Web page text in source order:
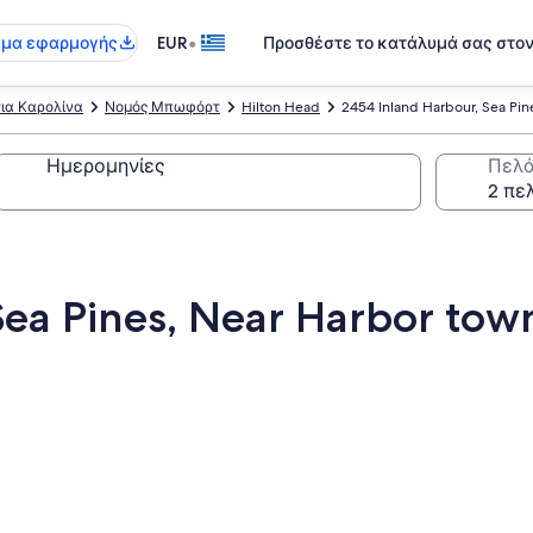
εφαρμογής
EUR• Προσθέστε το κατάλυμά σας
2454 Inland Harbour, Sea
Hilton Head
Νομός Μπωφόρτ
Καρολίνα
Ημερομηνίες
Pines, Near Harbor